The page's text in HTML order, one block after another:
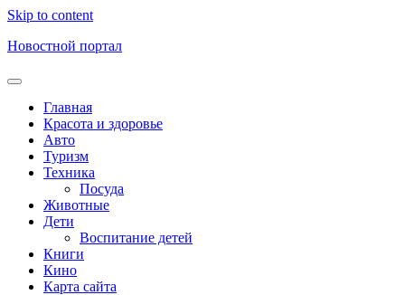
Skip to content
Новостной портал
Главная
Красота и здоровье
Авто
Туризм
Техника
Посуда
Животные
Дети
Воспитание детей
Книги
Кино
Карта сайта